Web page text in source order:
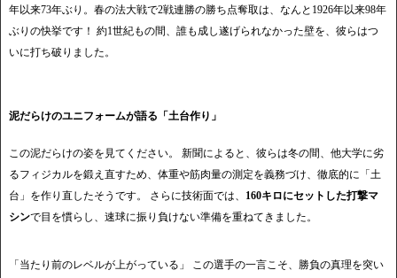
年以来73年ぶり。春の法大戦で2戦連勝の勝ち点奪取は、なんと1926年以来98年
ぶりの快挙です！ 約1世紀もの間、誰も成し遂げられなかった壁を、彼らはつ
いに打ち破りました。
泥だらけのユニフォームが語る「土台作り」
この泥だらけの姿を見てください。 新聞によると、彼らは冬の間、他大学に劣
るフィジカルを鍛え直すため、体重や筋肉量の測定を義務づけ、徹底的に「土
台」を作り直したそうです。 さらに技術面では、 160キロにセットした打撃マ
シンで目を慣らし、速球に振り負けない準備を重ねてきました。
「当たり前のレベルが上がっている」 この選手の一言こそ、勝負の真理を突い